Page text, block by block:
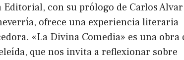
Editorial, con su prólogo de Carlos
ofrece una experiencia literaria
«La Divina Comedia» es una obra
que nos invita a reflexionar sobre